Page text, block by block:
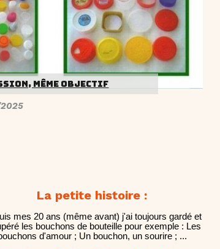
MÊME OBJECTIF
La petite histoire :
mes 20 ans (même avant) j'ai toujours gardé et
les bouchons de bouteille pour exemple : Les
d'amour ; Un bouchon, un sourire ; ...